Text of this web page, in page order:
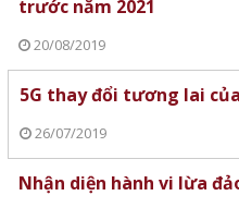
trước năm 2021
20/08/2019
5G thay đổi tương lai
26/07/2019
Nhận diện hành vi lừa